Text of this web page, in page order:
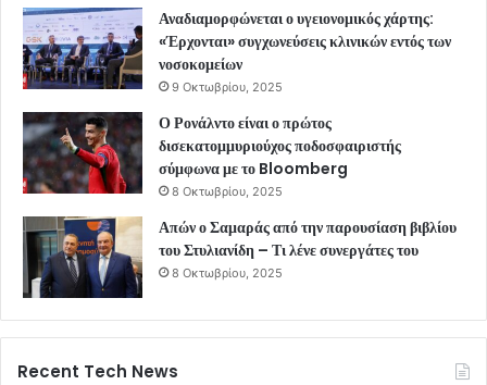
Αναδιαμορφώνεται ο υγειονομικός χάρτης:
«Έρχονται» συγχωνεύσεις κλινικών εντός των
νοσοκομείων
9 Οκτωβρίου, 2025
Ο Ρονάλντο είναι ο πρώτος
δισεκατομμυριούχος ποδοσφαιριστής
σύμφωνα με το Bloomberg
8 Οκτωβρίου, 2025
Απών ο Σαμαράς από την παρουσίαση βιβλίου
του Στυλιανίδη – Τι λένε συνεργάτες του
8 Οκτωβρίου, 2025
Recent Tech News